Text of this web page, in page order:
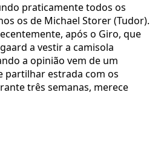
praticamente todos os
os de Michael Storer (Tudor).
após o Giro, que
a vestir a camisola
a opinião vem de um
partilhar estrada com os
três semanas, merece